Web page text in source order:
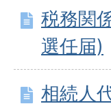
税務関
選任届)
相続人